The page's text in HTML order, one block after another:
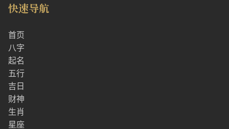
快速导航
首页
八字
起名
五行
吉日
财神
生肖
星座